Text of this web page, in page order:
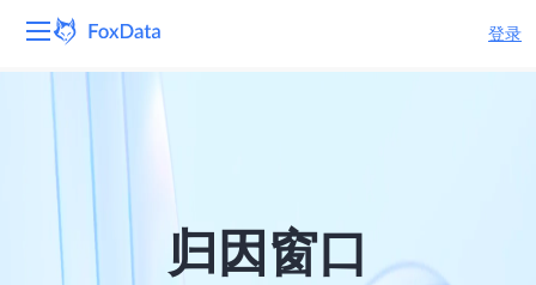
登录
解决方案 归因窗口